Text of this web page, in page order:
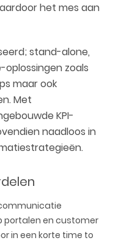
het mes aan
stand-alone,
zoals
maar ook
Met
KPI-
naadloos in
portalen en customer
in een korte time to